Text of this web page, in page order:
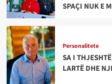
SPAÇI NUK E
Personalitete
SA I
LARTË DHE